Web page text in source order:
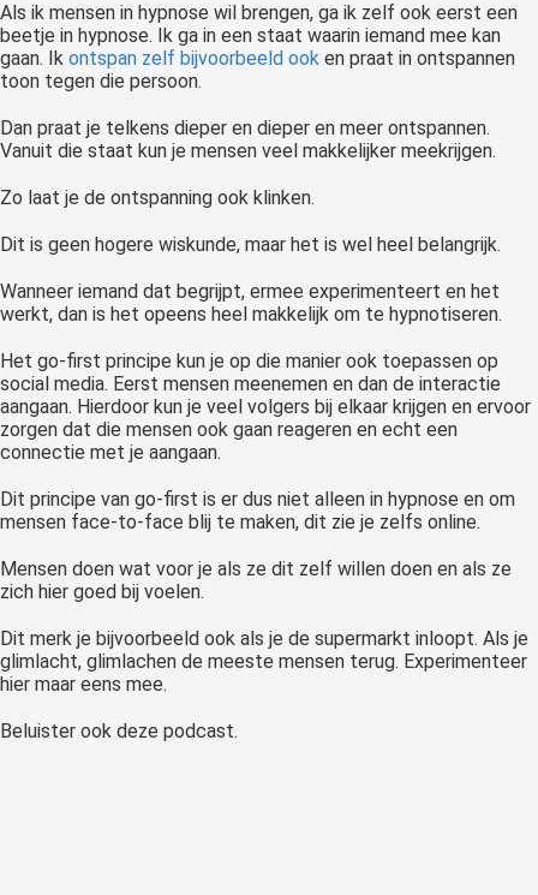
Als ik mensen in hypnose wil brengen, ga ik zelf ook eerst een
beetje in hypnose. Ik ga in een staat waarin iemand mee kan
gaan. Ik ontspan zelf bijvoorbeeld ook en praat in ontspannen
toon tegen die persoon.
Dan praat je telkens dieper en dieper en meer ontspannen.
Vanuit die staat kun je mensen veel makkelijker meekrijgen.
Zo laat je de ontspanning ook klinken.
Dit is geen hogere wiskunde, maar het is wel heel belangrijk.
Wanneer iemand dat begrijpt, ermee experimenteert en het
werkt, dan is het opeens heel makkelijk om te hypnotiseren.
Het go-first principe kun je op die manier ook toepassen op
social media. Eerst mensen meenemen en dan de interactie
aangaan. Hierdoor kun je veel volgers bij elkaar krijgen en ervoor
zorgen dat die mensen ook gaan reageren en echt een
connectie met je aangaan.
Dit principe van go-first is er dus niet alleen in hypnose en om
mensen face-to-face blij te maken, dit zie je zelfs online.
Mensen doen wat voor je als ze dit zelf willen doen en als ze
zich hier goed bij voelen.
Dit merk je bijvoorbeeld ook als je de supermarkt inloopt. Als je
glimlacht, glimlachen de meeste mensen terug. Experimenteer
hier maar eens mee.
Beluister ook deze podcast.